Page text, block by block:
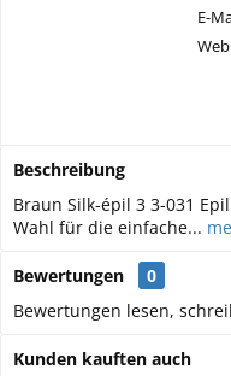
E-
Beschreibung
Braun Silk-épil 3 3-031
Wahl für die einfache...
Bewertungen
0
Bewertungen lesen,
Kunden kauften auch